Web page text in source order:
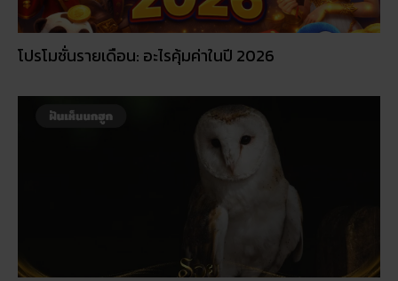
ฝันเห็นนกฮูก นกฮูกร้อง ฝันแบบนี้มีเกณฑ์เสียคนรัก จริง
ไหม?
slot game